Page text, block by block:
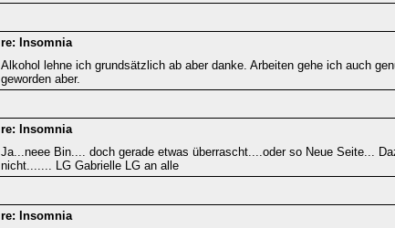
re: Insomnia
Alkohol lehne ich grundsätzlich ab aber danke. Arbeiten gehe ich auch
geworden aber.
re: Insomnia
Ja...neee Bin.... doch gerade etwas überrascht....oder so Neue Seite...
nicht....... LG Gabrielle LG an alle
re: Insomnia